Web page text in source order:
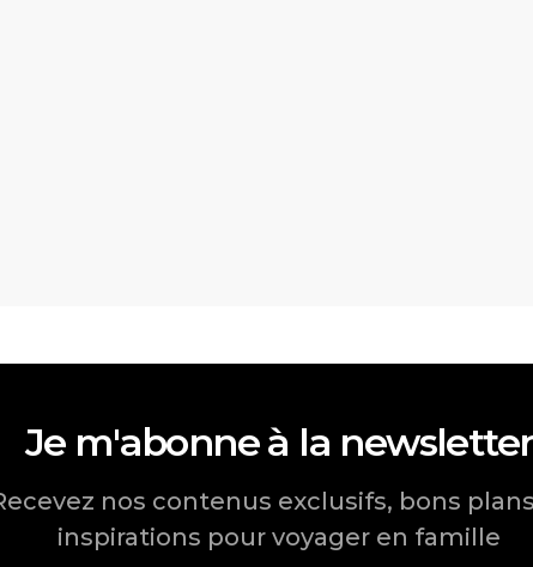
Je m'abonne à la newsletter
nos contenus exclusifs, bons
inspirations pour voyager en famille